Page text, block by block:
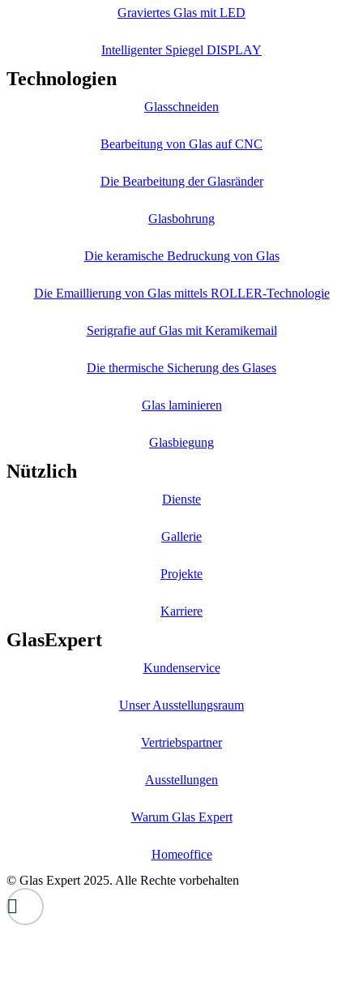
Graviertes Glas mit LED
Intelligenter Spiegel DISPLAY
Technologien
Glasschneiden
Bearbeitung von Glas auf CNC
Die Bearbeitung der Glasränder
Glasbohrung
Die keramische Bedruckung von Glas
Die Emaillierung von Glas mittels ROLLER-Technologie
Serigrafie auf Glas mit Keramikemail
Die thermische Sicherung des Glases
Glas laminieren
Glasbiegung
Nützlich
Dienste
Gallerie
Projekte
Karriere
GlasExpert
Kundenservice
Unser Ausstellungsraum
Vertriebspartner
Ausstellungen
Warum Glas Expert
Homeoffice
© Glas Expert 2025. Alle Rechte vorbehalten